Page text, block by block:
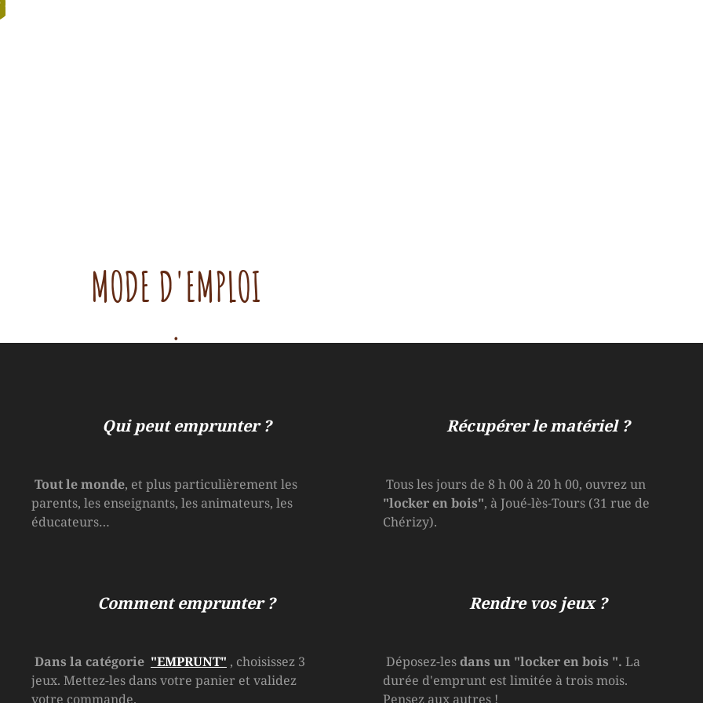
MODE D'EMPLOI
.
Qui peut emprunter ?
Tout le monde, et plus particulièrement les
parents, les enseignants, les animateurs, les
éducateurs…
Comment emprunter ?
Dans la catégorie "EMPRUNT" , choisissez 3
jeux. Mettez-les dans votre panier et validez
votre commande.
Récupérer le matériel ?
Tous les jours de 8 h 00 à 20 h 00, ouvrez un
"locker en bois", à Joué-lès-Tours (31 rue de
Chérizy).
Rendre vos jeux ?
Déposez-lesdans un "locker en bois ". La
durée d'emprunt est limitée à trois mois.
Pensez aux autres !